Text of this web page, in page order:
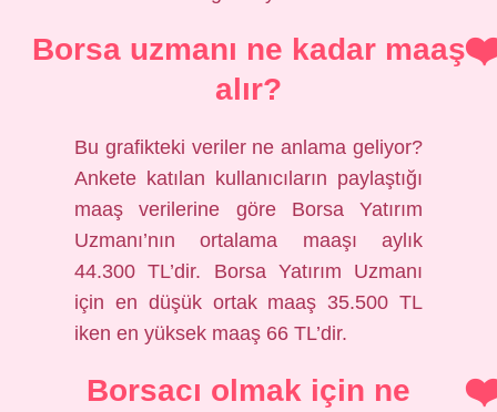
Borsa uzmanı ne kadar maaş
alır?
Bu grafikteki veriler ne anlama geliyor?
Ankete katılan kullanıcıların paylaştığı
maaş verilerine göre Borsa Yatırım
Uzmanı’nın ortalama maaşı aylık
44.300 TL’dir. Borsa Yatırım Uzmanı
için en düşük ortak maaş 35.500 TL
iken en yüksek maaş 66 TL’dir.
Borsacı olmak için ne